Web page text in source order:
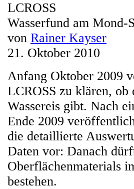
LCROSS
Wasserfund am Mond-
von Rainer Kayser
21. Oktober 2010
Anfang Oktober 2009
LCROSS zu klären, ob
Wassereis gibt. Nach
Ende 2009
die detaillierte
Daten vor: Danach
Oberflächenmaterials
bestehen.